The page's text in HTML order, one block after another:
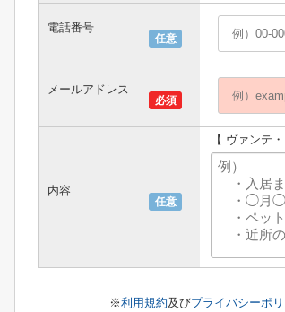
任意
電話番号
必須
メールアドレス
任意
内容
【 ヴァンテ
※利用規約及びプライバシーポ